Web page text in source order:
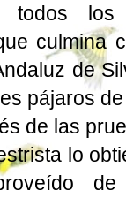
todos
culmina
de
pájaros
de las
lo
de